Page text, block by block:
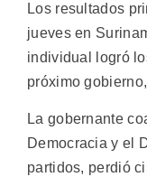
Los resultados
jueves en
individual logró
próximo
La gobernante
Democracia y el
partidos, perdió